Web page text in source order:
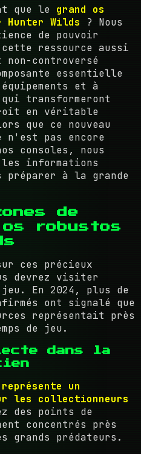
que le grand os
Hunter Wilds ? Nous
de pouvoir
ressource aussi
non-controversé
essentielle
et à
transformeront
en véritable
que ce nouveau
pas encore
consoles, nous
informations
préparer à la grande
de
robustos
ces précieux
devrez visiter
En 2024, plus de
ont signalé que
représentait près
de jeu.
dans la
un
les collectionneurs
des points de
concentrés près
grands prédateurs.